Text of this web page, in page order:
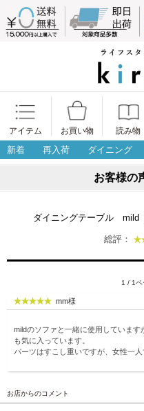
アイテム お買い物 読み物
新着 再入荷 ダイニング
お客様の
ダイニングテーブル mild
総評：
1 / 1ペ
mm様
mildのソファと一緒に使用していま
も気に入っています。
パーツはすこし重いですが、女性一
お店からのコメント